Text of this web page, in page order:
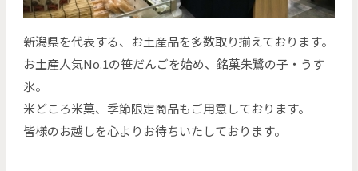
新潟県を代表する、お土産品を多数取り揃えております。
お土産人気No.1の笹だんごを始め、銘菓朱鷺の子・うす
氷。
米どころ米菓、季節限定商品もご用意しております。
皆様のお越しを心よりお待ちいたしております。